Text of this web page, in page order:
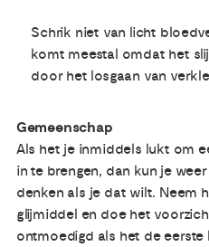
Schrik niet van licht
komt meestal omdat het
door het losgaan van
Gemeenschap
Als het je inmiddels lukt om
in te brengen, dan kun je
denken als je dat wilt. Neem
glijmiddel en doe het
ontmoedigd als het de